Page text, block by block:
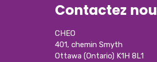
Contactez
CHEO
401, chemin Smyth
Ottawa (Ontario) K1H 8L1